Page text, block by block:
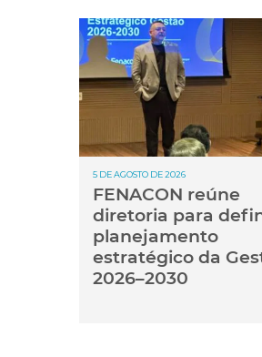
5 DE AGOSTO DE 2026
FENACON reúne
diretoria para
planejamento
estratégico da
2026–2030